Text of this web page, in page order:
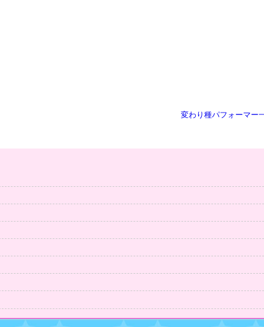
変わり種パフォーマー